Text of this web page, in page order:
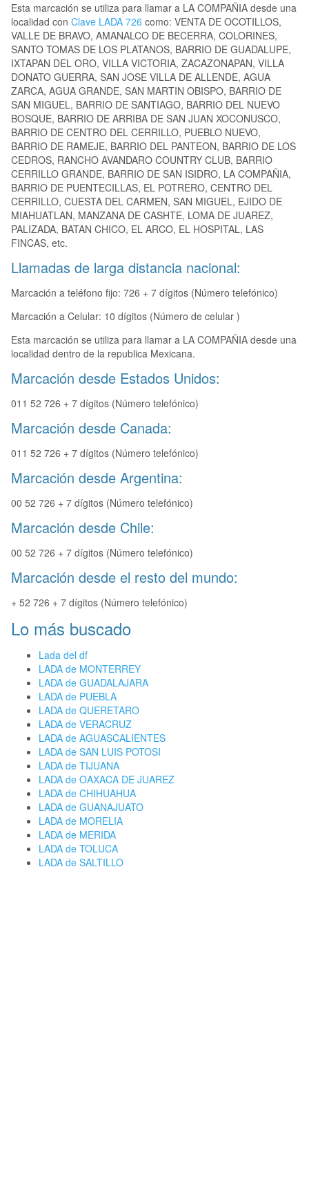
Esta marcación se utiliza para llamar a LA COMPAÑIA desde una
localidad con Clave LADA 726 como: VENTA DE OCOTILLOS,
VALLE DE BRAVO, AMANALCO DE BECERRA, COLORINES,
SANTO TOMAS DE LOS PLATANOS, BARRIO DE GUADALUPE,
IXTAPAN DEL ORO, VILLA VICTORIA, ZACAZONAPAN, VILLA
DONATO GUERRA, SAN JOSE VILLA DE ALLENDE, AGUA
ZARCA, AGUA GRANDE, SAN MARTIN OBISPO, BARRIO DE
SAN MIGUEL, BARRIO DE SANTIAGO, BARRIO DEL NUEVO
BOSQUE, BARRIO DE ARRIBA DE SAN JUAN XOCONUSCO,
BARRIO DE CENTRO DEL CERRILLO, PUEBLO NUEVO,
BARRIO DE RAMEJE, BARRIO DEL PANTEON, BARRIO DE LOS
CEDROS, RANCHO AVANDARO COUNTRY CLUB, BARRIO
CERRILLO GRANDE, BARRIO DE SAN ISIDRO, LA COMPAÑIA,
BARRIO DE PUENTECILLAS, EL POTRERO, CENTRO DEL
CERRILLO, CUESTA DEL CARMEN, SAN MIGUEL, EJIDO DE
MIAHUATLAN, MANZANA DE CASHTE, LOMA DE JUAREZ,
PALIZADA, BATAN CHICO, EL ARCO, EL HOSPITAL, LAS
FINCAS, etc.
Llamadas de larga distancia nacional:
Marcación a teléfono fijo: 726 + 7 dígitos (Número telefónico)
Marcación a Celular: 10 dígitos (Número de celular )
Esta marcación se utiliza para llamar a LA COMPAÑIA desde una
localidad dentro de la republica Mexicana.
Marcación desde Estados Unidos:
011 52 726 + 7 dígitos (Número telefónico)
Marcación desde Canada:
011 52 726 + 7 dígitos (Número telefónico)
Marcación desde Argentina:
00 52 726 + 7 dígitos (Número telefónico)
Marcación desde Chile:
00 52 726 + 7 dígitos (Número telefónico)
Marcación desde el resto del mundo:
+ 52 726 + 7 dígitos (Número telefónico)
Lo más buscado
Lada del df
LADA de MONTERREY
LADA de GUADALAJARA
LADA de PUEBLA
LADA de QUERETARO
LADA de VERACRUZ
LADA de AGUASCALIENTES
LADA de SAN LUIS POTOSI
LADA de TIJUANA
LADA de OAXACA DE JUAREZ
LADA de CHIHUAHUA
LADA de GUANAJUATO
LADA de MORELIA
LADA de MERIDA
LADA de TOLUCA
LADA de SALTILLO